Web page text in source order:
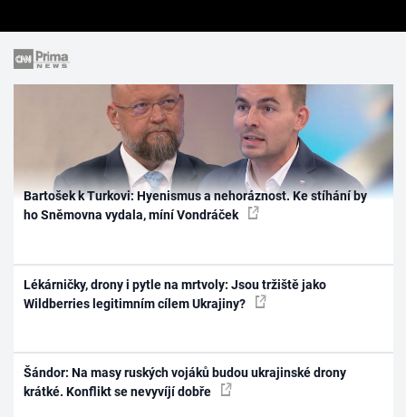
Bartošek k Turkovi: Hyenismus a nehoráznost. Ke stíhání by
ho Sněmovna vydala, míní Vondráček
Lékárničky, drony i pytle na mrtvoly: Jsou tržiště jako
Wildberries legitimním cílem Ukrajiny?
Šándor: Na masy ruských vojáků budou ukrajinské drony
krátké. Konflikt se nevyvíjí dobře